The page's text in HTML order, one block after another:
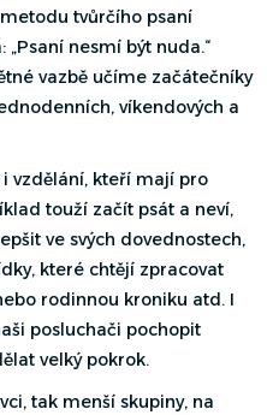
tvůrčího psaní
nesmí být nuda.“
vazbě učíme začátečníky
víkendových a
vzdělání, kteří mají pro
touží začít psát a neví,
ve svých dovednostech,
které chtějí zpracovat
rodinnou kroniku atd. I
posluchači pochopit
velký pokrok.
tak menší skupiny, na